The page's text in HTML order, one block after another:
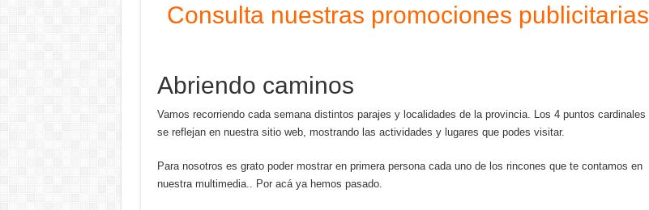
Consulta nuestras promociones publicitarias
Abriendo caminos
Vamos recorriendo cada semana distintos parajes y localidades de la provincia. Los 4 puntos cardinales
se reflejan en nuestra sitio web, mostrando las actividades y lugares que podes visitar.
Para nosotros es grato poder mostrar en primera persona cada uno de los rincones que te contamos en
nuestra multimedia.. Por acá ya hemos pasado.